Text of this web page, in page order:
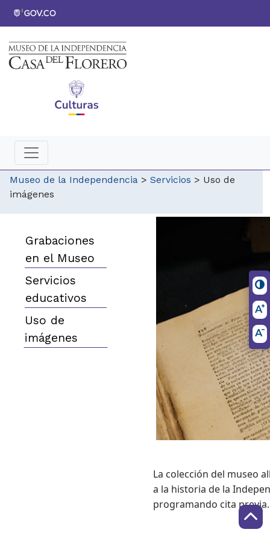
Museo de la Independencia > Servicios > Uso de
imágenes
Grabaciones
en el Museo
Servicios
educativos
Uso de
imágenes
La colección del museo
a la historia de la
programando cita previa.